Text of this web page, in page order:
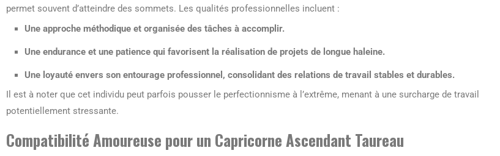
permet souvent d’atteindre des sommets. Les qualités professionnelles incluent :
Une approche méthodique et organisée des tâches à accomplir.
Une endurance et une patience qui favorisent la réalisation de projets de longue haleine.
Une loyauté envers son entourage professionnel, consolidant des relations de travail stables et durables.
Il est à noter que cet individu peut parfois pousser le perfectionnisme à l’extrême, menant à une surcharge de travail
potentiellement stressante.
Compatibilité Amoureuse pour un Capricorne Ascendant Taureau